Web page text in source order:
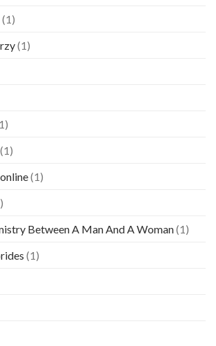
(1)
(1)
(1)
(1)
Between A Man And A Woman(1)
(1)